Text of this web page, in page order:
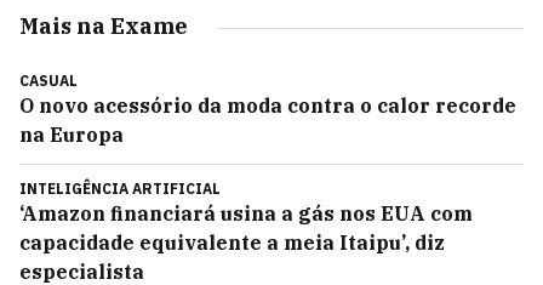
Mais na Exame
CASUAL
O novo acessório da moda contra o calor recorde
na Europa
INTELIGÊNCIA ARTIFICIAL
‘Amazon financiará usina a gás nos EUA com
capacidade equivalente a meia Itaipu’, diz
especialista